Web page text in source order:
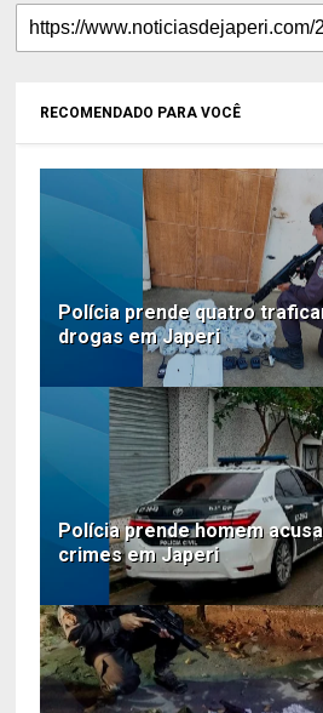
RECOMENDADO PARA VOCÊ
Polícia prende quatro
drogas em Japeri
Polícia prende homem
crimes em Japeri